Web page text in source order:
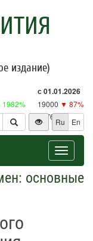
издание)
с 01.01.2026
1982% 19000 ▼ 87%
18761▼ 86%
Ru En
Toggle
основные